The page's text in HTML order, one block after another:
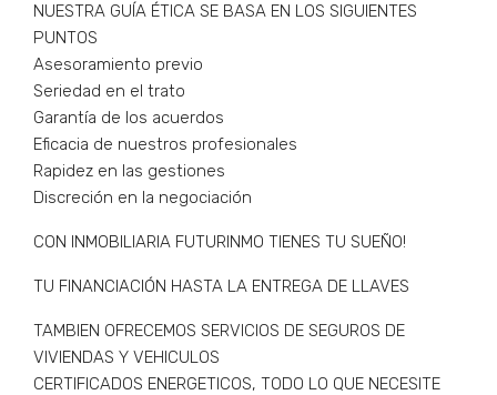
NUESTRA GUÍA ÉTICA SE BASA EN LOS SIGUIENTES
PUNTOS
Asesoramiento previo
Seriedad en el trato
Garantía de los acuerdos
Eficacia de nuestros profesionales
Rapidez en las gestiones
Discreción en la negociación
CON INMOBILIARIA FUTURINMO TIENES TU SUEÑO!
TU FINANCIACIÓN HASTA LA ENTREGA DE LLAVES
TAMBIEN OFRECEMOS SERVICIOS DE SEGUROS DE
VIVIENDAS Y VEHICULOS
CERTIFICADOS ENERGETICOS, TODO LO QUE NECESITE